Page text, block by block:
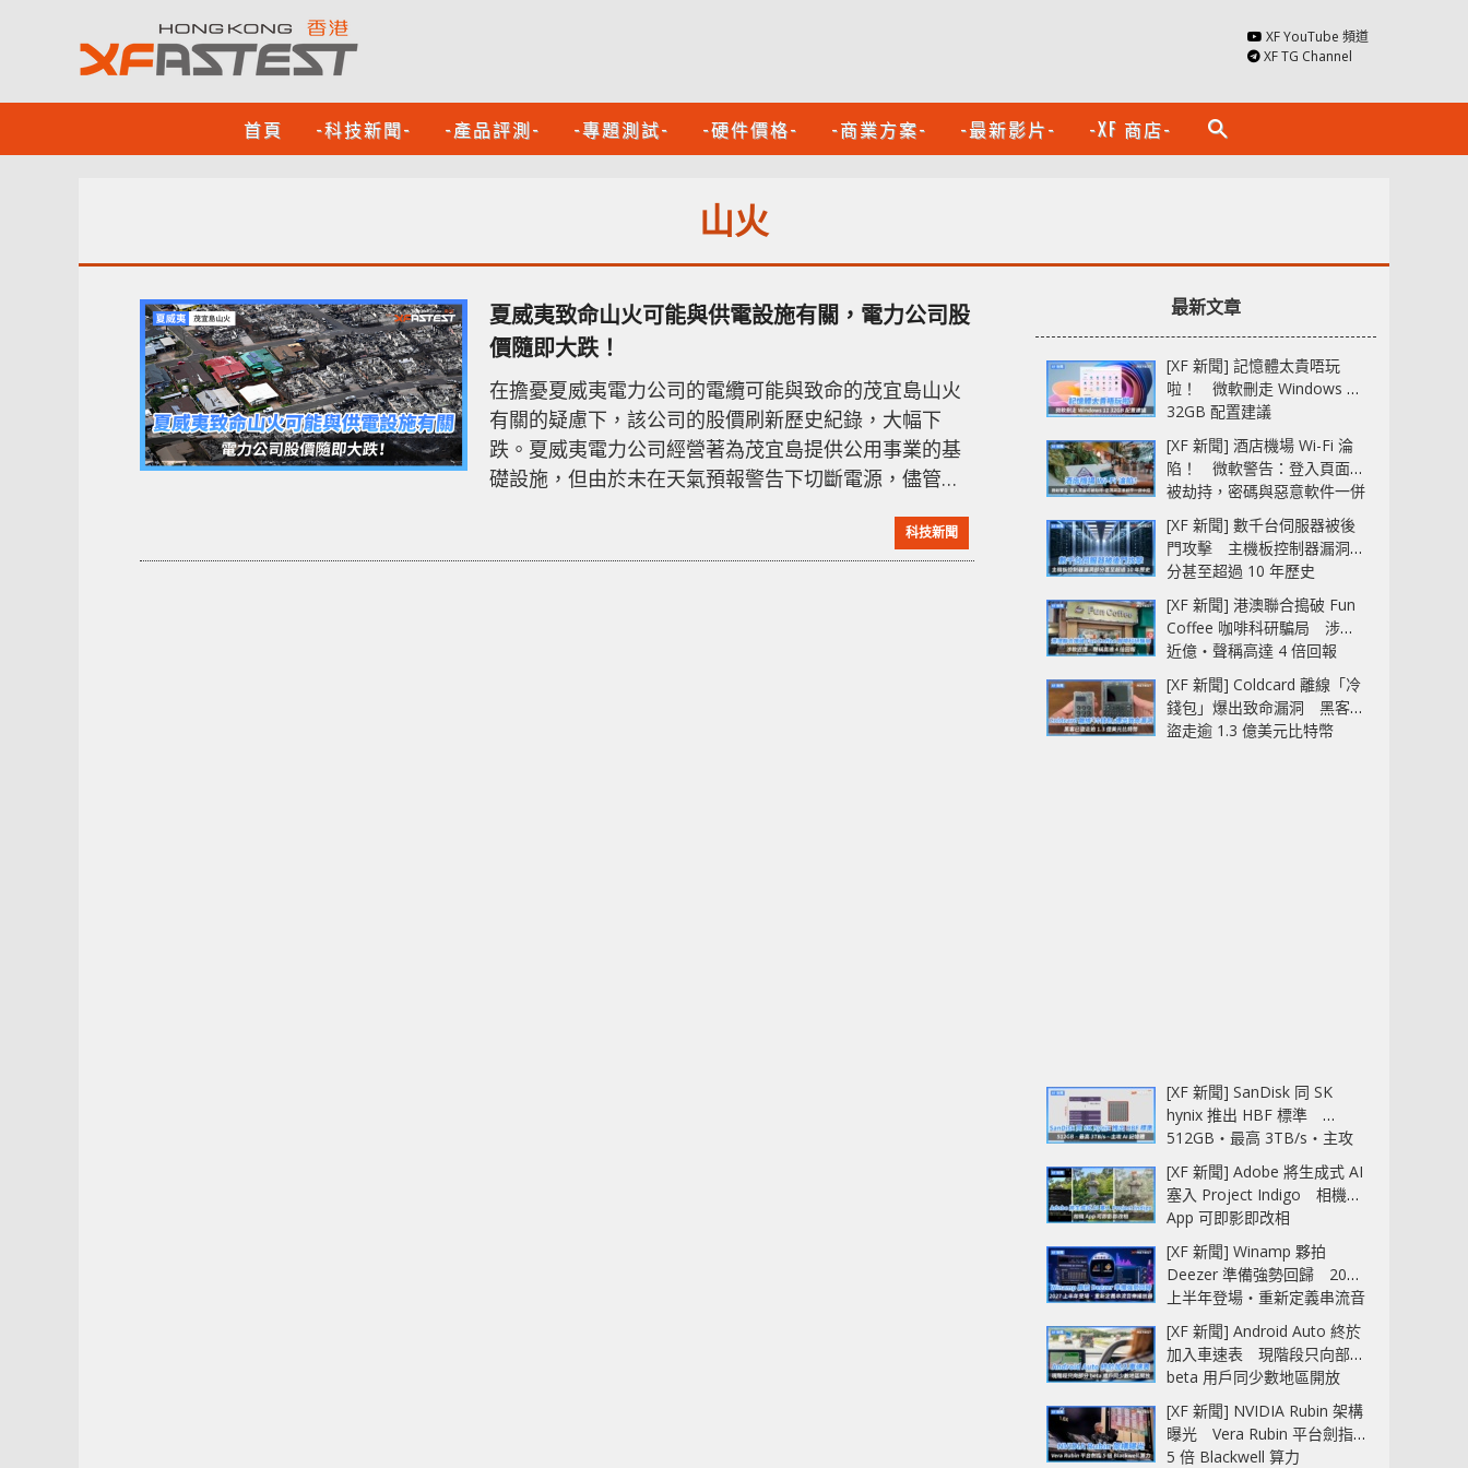
XF YouTube 頻道
XF TG Channel
首頁 -科技新聞- -產品評測- -專題測試- -硬件價格- -商業方案- -最新影片- -XF 商店- search
山火
夏威夷致命山火可能與供電設施有關，電力公司股
價隨即大跌！
在擔憂夏威夷電力公司的電纜可能與致命的茂宜島山火
有關的疑慮下，該公司的股價刷新歷史紀錄，大幅下
跌。夏威夷電力公司經營著為茂宜島提供公用事業的基
礎設施，但由於未在天氣預報警告下切斷電源，儘管當
告律師們正在將焦點放在該公用事業公司的設備上，並
計劃於本週提起訴訟。 有關當局表示尚未確定是什麼引
科技新聞
最新文章
[XF 新聞] 記憶體太貴唔玩
啦！ 微軟刪走 Windows 11
32GB 配置建議
[XF 新聞] 酒店機場 Wi-Fi 淪
陷！ 微軟警告：登入頁面可
被劫持，密碼與惡意軟件一併
中招
[XF 新聞] 數千台伺服器被後
門攻擊 主機板控制器漏洞部
分甚至超過 10 年歷史
[XF 新聞] 港澳聯合搗破 Fun
Coffee 咖啡科研騙局 涉款
近億‧聲稱高達 4 倍回報
[XF 新聞] Coldcard 離線「冷
錢包」爆出致命漏洞 黑客已
盜走逾 1.3 億美元比特幣
[XF 新聞] SanDisk 同 SK
hynix 推出 HBF 標準
512GB‧最高 3TB/s‧主攻
AI 記憶體
[XF 新聞] Adobe 將生成式 AI
塞入 Project Indigo 相機
App 可即影即改相
[XF 新聞] Winamp 夥拍
Deezer 準備強勢回歸 2027
上半年登場‧重新定義串流音
樂播放器
[XF 新聞] Android Auto 終於
加入車速表 現階段只向部分
beta 用戶同少數地區開放
[XF 新聞] NVIDIA Rubin 架構
曝光 Vera Rubin 平台劍指
5 倍 Blackwell 算力